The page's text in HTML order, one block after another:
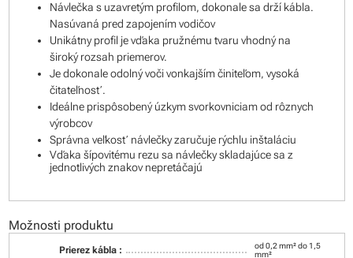
Návlečka s uzavretým profilom, dokonale sa drží kábla.
Nasúvaná pred zapojením vodičov
Unikátny profil je vďaka pružnému tvaru vhodný na
široký rozsah priemerov.
Je dokonale odolný voči vonkajším činiteľom, vysoká
čitateľnosť.
Ideálne prispôsobený úzkym svorkovniciam od rôznych
výrobcov
Správna veľkosť návlečky zaručuje rýchlu inštaláciu
Vďaka šípovitému rezu sa návlečky skladajúce sa z
jednotlivých znakov nepretáčajú
Možnosti produktu
Prierez kábla :
od 0,2 mm² do 1,5
mm²